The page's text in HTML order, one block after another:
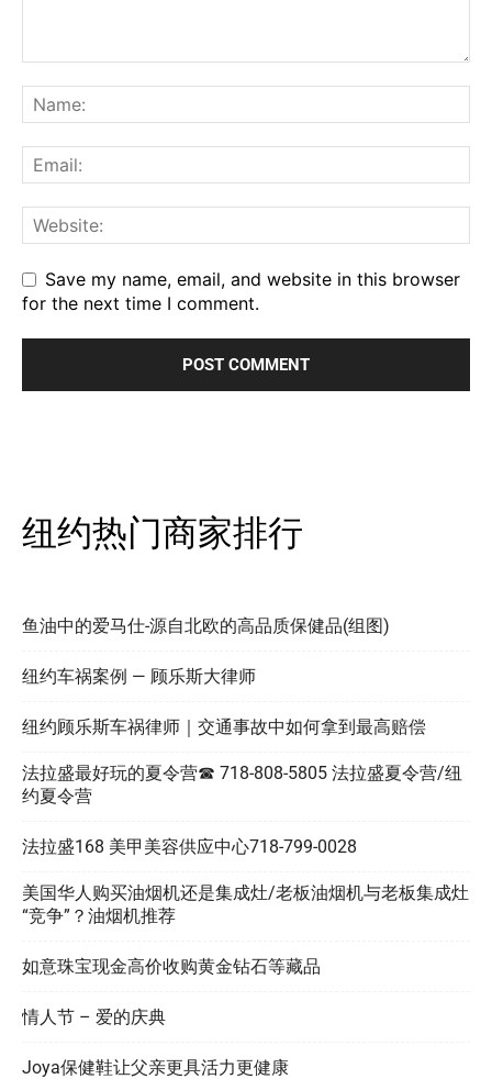
Save my name, email, and website in this browser
for the next time I comment.
纽约热门商家排行
鱼油中的爱马仕-源自北欧的高品质保健品(组图)
纽约车祸案例 — 顾乐斯大律师
纽约顾乐斯车祸律师｜交通事故中如何拿到最高赔偿
法拉盛最好玩的夏令营☎ 718-808-5805 法拉盛夏令营/纽
约夏令营
法拉盛168 美甲美容供应中心718-799-0028
美国华人购买油烟机还是集成灶/老板油烟机与老板集成灶
“竞争”？油烟机推荐
如意珠宝现金高价收购黄金钻石等藏品
情人节 – 爱的庆典
Joya保健鞋让父亲更具活力更健康